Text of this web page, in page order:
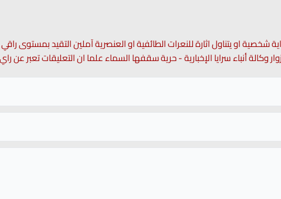
او يتناول اثارة للنعرات الطائفية او العنصرية آملين التقيد بمستوى
وكالة أنباء سرايا الإخبارية - حرية سقفها السماء علما ان التعليقات تعبر عن